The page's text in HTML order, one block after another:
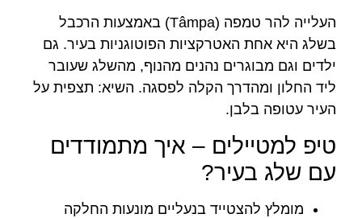
העלייה להר טמפה (Tâmpa) באמצעות הרכבל
בשלג היא אחת האטרקציות הפוטוגניות בעיר. גם
ילדים וגם מבוגרים נהנים מהנוף, מהשלג שעובר
ליד החלון ומהדרך הקלה לפסגה. השיא: תצפית על
העיר עטופה בלבן.
טיפ למטיילים – איך מתמודדים
עם שלג בעיר?
מומלץ להצטייד בנעליים מונעות החלקה